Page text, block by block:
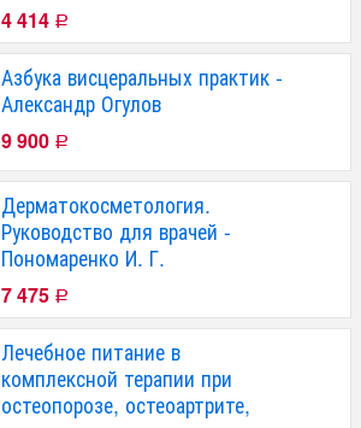
4 414 Р
Азбука висцеральных практик -
Александр Огулов
9 900 Р
Дерматокосметология.
Руководство для врачей -
Пономаренко И. Г.
7 475 Р
Лечебное питание в
комплексной терапии при
остеопорозе, остеоартрите,